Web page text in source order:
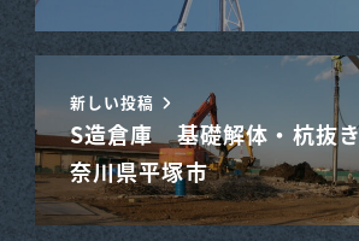
新しい投稿
S造倉庫 基礎解体・杭抜
奈川県平塚市